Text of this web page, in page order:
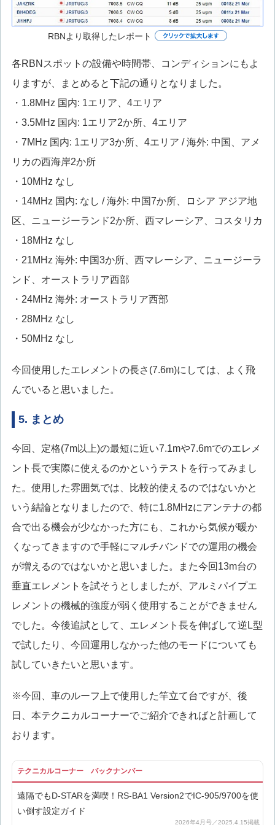
RBNより取得したレポート
各RBNスポットの設備や時間帯、コンディションにもよ
りますが、まとめると下記の通りとなりました。
・1.8MHz 国内: 1エリア、4エリア
・3.5MHz 国内: 1エリア2か所、4エリア
・7MHz 国内: 1エリア3か所、4エリア / 海外: 中国、アメ
リカの西海岸2か所
・10MHz なし
・14MHz 国内: なし / 海外: 中国7か所、ロシア アジア地
区、ニュージーランド2か所、西マレーシア、コスタリカ
・18MHz なし
・21MHz 海外: 中国3か所、西マレーシア、ニュージーラ
ンド、オーストラリア西部
・24MHz 海外: オーストラリア西部
・28MHz なし
・50MHz なし
今回使用したエレメントの長さ(7.6m)にしては、よく飛
んでいると思いました。
5. まとめ
今回、定格(7m以上)の最短に近い7.1mや7.6mでのエレメ
ント長で実際に使えるのかというテストを行ってみまし
た。使用した雰囲気では、比較的使えるのではないかと
いう結論となりましたので、特に1.8MHzにアンテナの都
合で出る機会が少なかった方にも、これから気候が暖か
くなってきますので手軽にマルチバンドでの運用の機会
が増えるのではないかと思いました。また今回13m台の
垂直エレメントを試そうとしましたが、アルミパイプエ
レメントの機械的強度が弱く使用することができません
でした。今後追試として、エレメント長を伸ばして逆L型
で試したり、今回運用しなかった他のモードについても
試していきたいと思います。
※今回、車のルーフ上で使用した竿立て台ですが、後
日、本テクニカルコーナーでご紹介できればと計画して
おります。
テクニカルコーナー バックナンバー
遠隔でもD-STARを満喫！RS-BA1 Version2でIC-905/9700を使
い倒す設定ガイド